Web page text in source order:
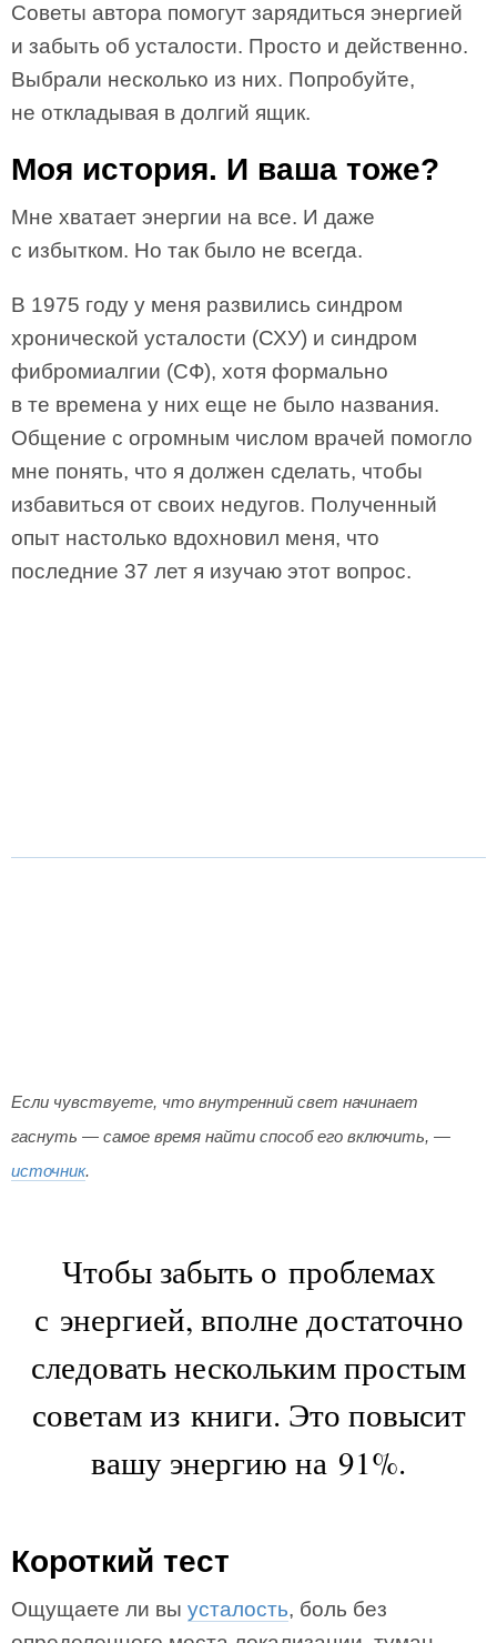
Советы автора помогут зарядиться энергией
и забыть об усталости. Просто и действенно.
Выбрали несколько из них. Попробуйте,
не откладывая в долгий ящик.
Моя история. И ваша тоже?
Мне хватает энергии на все. И даже
с избытком. Но так было не всегда.
В 1975 году у меня развились синдром
хронической усталости (СХУ) и синдром
фибромиалгии (СФ), хотя формально
в те времена у них еще не было названия.
Общение с огромным числом врачей помогло
мне понять, что я должен сделать, чтобы
избавиться от своих недугов. Полученный
опыт настолько вдохновил меня, что
последние 37 лет я изучаю этот вопрос.
Если чувствуете, что внутренний свет начинает
гаснуть — самое время найти способ его включить, —
источник.
Чтобы забыть о проблемах
с энергией, вполне достаточно
следовать нескольким простым
советам из книги. Это повысит
вашу энергию на 91%.
Короткий тест
Ощущаете ли вы усталость, боль без